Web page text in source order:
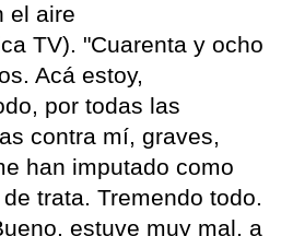
el aire
TV). "Cuarenta y ocho
Acá estoy,
por todas las
contra mí, graves,
han imputado como
trata. Tremendo todo.
estuve muy mal, a